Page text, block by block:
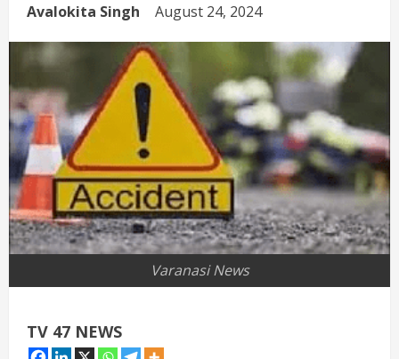
Avalokita Singh August 24, 2024
Varanasi News
TV 47 NEWS